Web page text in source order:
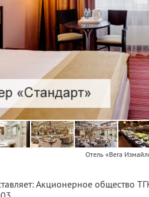
Отель «Вега
Акционерное общество